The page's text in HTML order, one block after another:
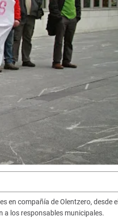
en compañía de Olentzero, desde el
los responsables municipales.